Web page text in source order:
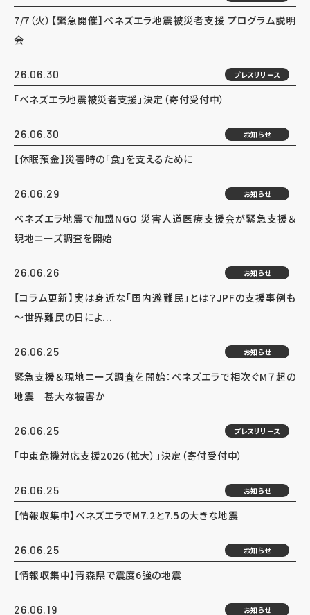
7/7（火）【緊急開催】ベネズエラ地震被災者支援 プログラム説明
会
26.06.30 プレスリリース
「ベネズエラ地震被災者支援」決定（寄付受付中）
26.06.30 お知らせ
【休眠預金】災害時の「食」を支えるために
26.06.29 お知らせ
ベネズエラ地震で加盟NGO 災害人道医療支援会が緊急支援＆
現地ニーズ調査を開始
26.06.26 お知らせ
【コラム更新】実は身近な「国内避難民」とは？JPFの支援事例も
～世界難民の日によ...
26.06.25 お知らせ
緊急支援＆現地ニーズ調査を開始：ベネズエラで相次ぐM７超の
地震 甚大な被害か
26.06.25 プレスリリース
「中東危機対応支援2026（拡大）」決定（寄付受付中）
26.06.25 お知らせ
【情報収集中】ベネズエラでM7.2と7.5の大きな地震
26.06.25 お知らせ
【情報収集中】青森県で震度6強の地震
26.06.19 お知らせ